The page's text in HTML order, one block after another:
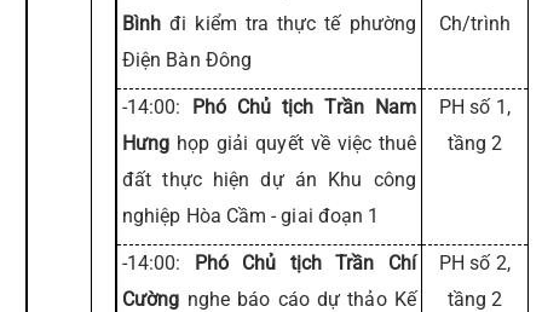
Bình đi kiểm tra thực tế phường
Điện Bàn Đông
Ch/trình
-14:00: Phó Chủ tịch Trần Nam
Hưng họp giải quyết về việc thuê
đất thực hiện dự án Khu công
nghiệp Hòa Cầm - giai đoạn 1
PH số 1,
tầng 2
-14:00: Phó Chủ tịch Trần Chí
Cường nghe báo cáo dự thảo Kế
PH số 2,
tầng 2